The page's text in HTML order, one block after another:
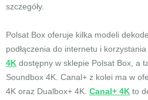
szczegóły.
Polsat Box oferuje kilka modeli
podłączenia do internetu i
4K dostępny w sklepie Polsat Box, a
Soundbox 4K. Canal+ z kolei ma w
4K oraz Dualbox+ 4K. Canal+ 4K to